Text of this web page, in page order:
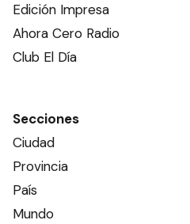
Edición Impresa
Ahora Cero Radio
Club El Día
Secciones
Ciudad
Provincia
País
Mundo